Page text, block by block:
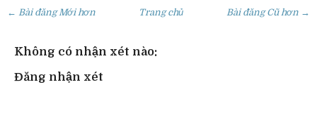
← Bài đăng Mới hơn Bài đăng Cũ hơn →
Trang chủ
Không có nhận xét nào:
Đăng nhận xét